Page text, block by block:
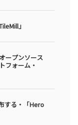
」
ープンソース
フォーム・
する・「Hero